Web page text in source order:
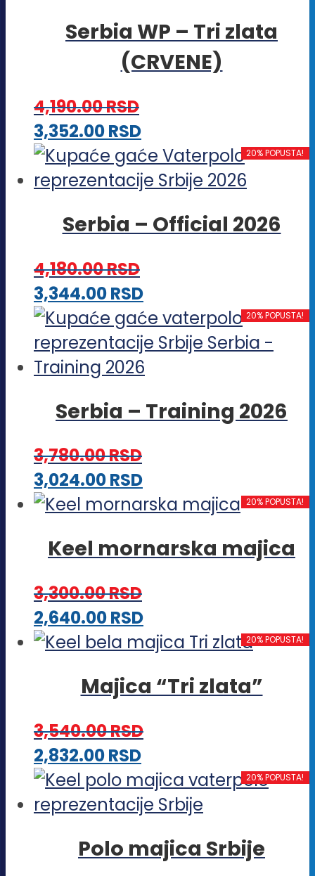
više
varijanti.
biti
izabrane
na
proizvoda.
Serbia WP – Tri zlata
(CRVENE)
4,190.00RSD
3,352.00RSDOvaj
proizvod
ima
varijanti.
biti
izabrane
na
stranici
proizvoda.
20% POPUSTA!
Serbia – Official 2026
4,180.00RSD
3,344.00RSDOvaj
proizvod
ima
više
Opcije
na
stranici
proizvoda.
20% POPUSTA!
Serbia – Training 2026
3,780.00RSD
3,024.00RSDOvaj
proizvod
više
mogu
biti
izabrane
na
stranici
20% POPUSTA!
Keel mornarska majica
3,300.00RSD
2,640.00RSDOvaj
proizvod
više
Opcije
biti
izabrane
na
stranici
20% POPUSTA!
Majica “Tri zlata”
3,540.00RSD
2,832.00RSDOvaj
proizvod
ima
varijanti.
20% POPUSTA!
Polo majica Srbije